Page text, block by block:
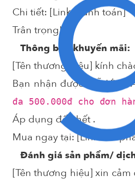
Chi tiết: [Link thanh toán]
Trân trọng!
Thông báo khuyến mãi:
[Tên thương hiệu] kính
Bạn nhận được MÃ ƯU
đa 500.000đ cho đơn
Áp dụng đến hết .
Mua ngay tại: [Link sản
Đánh giá sản phẩm/
[Tên thương hiệu] xin cảm